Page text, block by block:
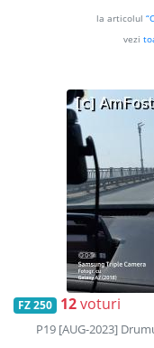
la articolul
vezi
FZ 250 12voturi
P19 [AUG-2023]